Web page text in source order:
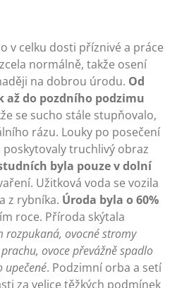
v celku dosti příznivé a práce
normálně, takže osení
na dobrou úrodu. Od
až do pozdního podzimu
se sucho stále stupňovalo,
rázu. Louky po posečení
poskytovaly truchlivý obraz
byla pouze v dolní
Užitková voda se vozila
z rybníka. Úroda byla o 60%
roce. Příroda skýtala
rozpukaná, ovocné stromy
ovoce převážně spadlo
upečené. Podzimní orba a setí
za velice těžkých podmínek